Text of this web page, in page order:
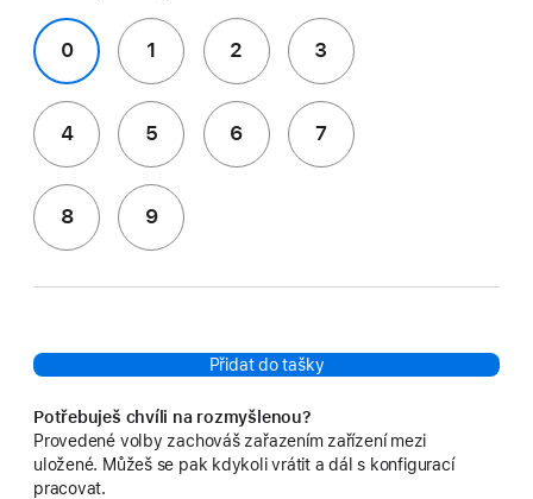
0 1 2 3
4 5 6 7
8 9
Přidat do tašky
Potřebuješ chvíli na rozmyšlenou?
Provedené volby zachováš zařazením zařízení mezi
uložené. Můžeš se pak kdykoli vrátit a dál s konfigurací
pracovat.